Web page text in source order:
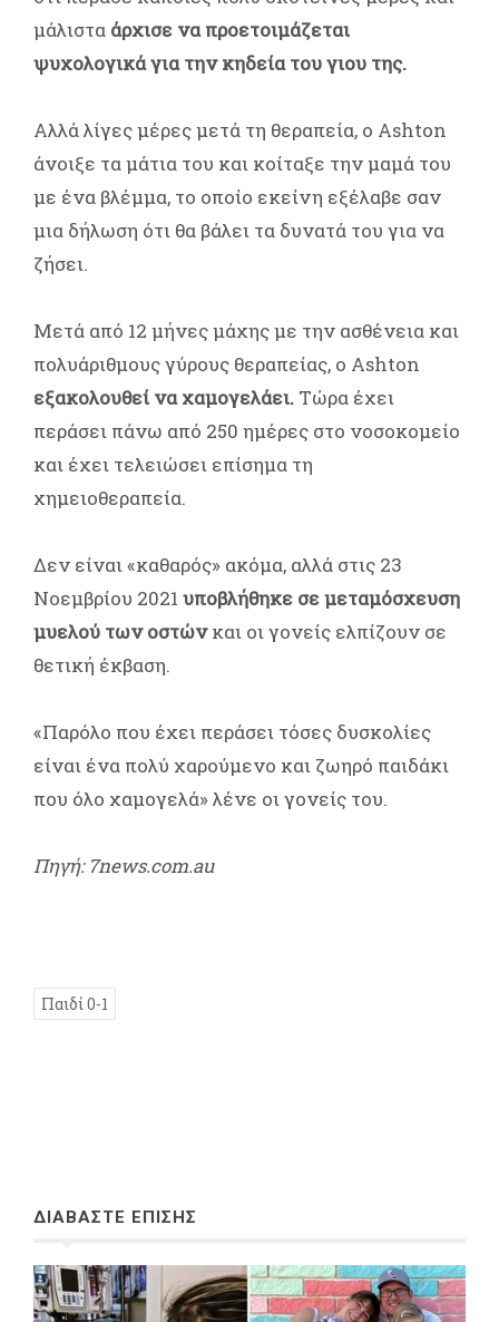
μάλιστα άρχισε να προετοιμάζεται
ψυχολογικά για την κηδεία του γιου της.
Αλλά λίγες μέρες μετά τη θεραπεία, ο Ashton
άνοιξε τα μάτια του και κοίταξε την μαμά του
με ένα βλέμμα, το οποίο εκείνη εξέλαβε σαν
μια δήλωση ότι θα βάλει τα δυνατά του για να
ζήσει.
Μετά από 12 μήνες μάχης με την ασθένεια και
πολυάριθμους γύρους θεραπείας, ο Ashton
εξακολουθεί να χαμογελάει. Τώρα έχει
περάσει πάνω από 250 ημέρες στο νοσοκομείο
και έχει τελειώσει επίσημα τη
χημειοθεραπεία.
Δεν είναι «καθαρός» ακόμα, αλλά στις 23
Νοεμβρίου 2021 υποβλήθηκε σε μεταμόσχευση
μυελού των οστώνκαι οι γονείς ελπίζουν σε
θετική έκβαση.
«Παρόλο που έχει περάσει τόσες δυσκολίες
είναι ένα πολύ χαρούμενο και ζωηρό παιδάκι
που όλο χαμογελά» λένε οι γονείς του.
Πηγή: 7news.com.au
Παιδί 0-1
ΔΙΑΒΑΣΤΕ ΕΠΙΣΗΣ